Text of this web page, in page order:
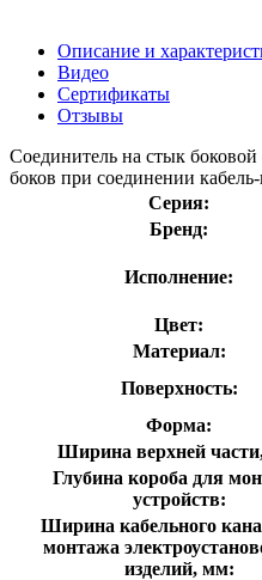
Описание и
Видео
Сертификаты
Отзывы
Соединитель на стык
боков при соединении
Серия:
Бренд:
Исполнение:
Цвет:
Материал:
Поверхность:
Форма:
Ширина верхней
Глубина короба для
устройств:
Ширина кабельного
монтажа
изделий, мм: